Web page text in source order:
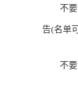
不要“
告(名单
不要“